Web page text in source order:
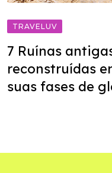
TRAVELUV
7 Ruínas
reconstruídas
suas fases de